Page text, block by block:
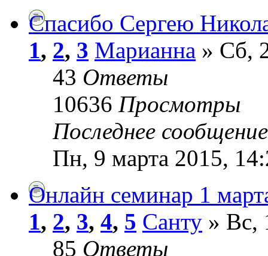
Спасибо Сергею
1, 2, 3 Марианна » Сб,
43 Ответы
10636 Просмотры
Последнее
Пн, 9 марта 2015,
Онлайн семинар 1
1, 2, 3, 4, 5 Санту » Вс,
85 Ответы